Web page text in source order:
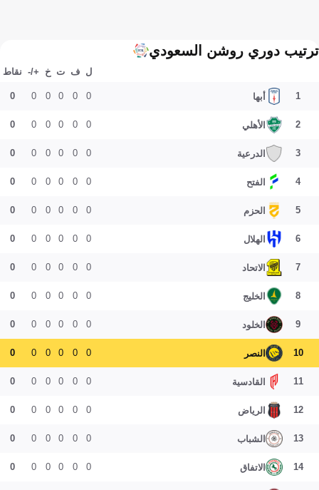
ترتيب دوري روشن السعودي
ل ف ت خ +/- نقاط
1 أبها 0
0
0
0
0
0
2 الأهلي 0
0
0
0
0
0
3 الدرعية 0
0
0
0
0
0
4 الفتح 0
0
0
0
0
0
5 الحزم 0
0
0
0
0
0
6 الهلال 0
0
0
0
0
0
7 الاتحاد 0
0
0
0
0
0
8 الخليج 0
0
0
0
0
0
9 الخلود 0
0
0
0
0
0
10 النصر 0
0
0
0
0
0
11 القادسية 0
0
0
0
0
0
12 الرياض 0
0
0
0
0
0
13 الشباب 0
0
0
0
0
0
14 الاتفاق 0
0
0
0
0
0